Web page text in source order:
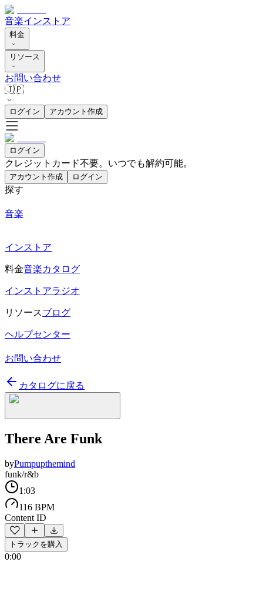
音楽インストア
料金
リソース
お問い合わせ
🇯🇵
ログイン アカウント作成
ログイン
クレジットカード不要。いつでも解約可能。
アカウント作成 ログイン
探す
音楽
インストア
料金音楽カタログ
インストアラジオ
リソースブログ
ヘルプセンター
お問い合わせ
カタログに戻る
There Are Funk
byPumpupthemind
funk/r&b
1:03
116 BPM
Content ID
トラックを購入
0:00